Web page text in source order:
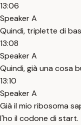
13:06
Speaker A
Quindi, triplette di
13:08
Speaker A
Quindi, già una cosa
13:10
Speaker A
Già il mio ribosoma
l'ho il codone di start.